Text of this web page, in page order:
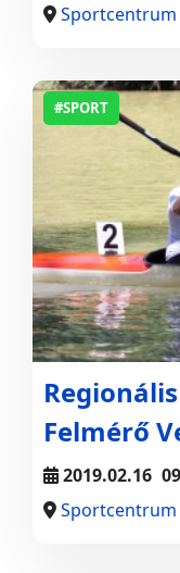
Sportcentrum
#SPORT
Felmérő
2019.02.16
Sportcentrum